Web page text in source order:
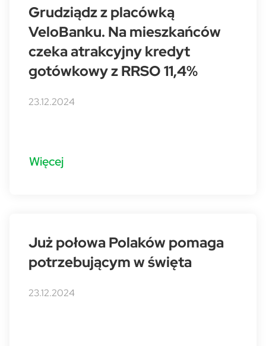
Grudziądz z placówką
VeloBanku. Na mieszkańców
czeka atrakcyjny kredyt
gotówkowy z RRSO 11,4%
23.12.2024
Więcej
Już połowa Polaków pomaga
potrzebującym w święta
23.12.2024